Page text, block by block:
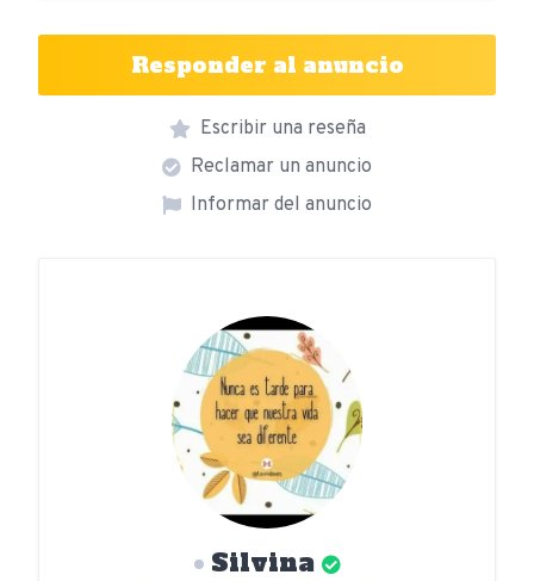
Responder al anuncio
Escribir una reseña
Reclamar un anuncio
Informar del anuncio
Silvina